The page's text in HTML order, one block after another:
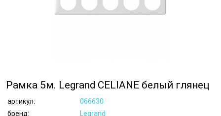
Рамка 5м. Legrand CELIANE белый глянец
артикул:
066630
бренд:
Legrand